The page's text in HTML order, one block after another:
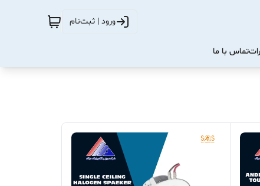
ورود | ثبت‌نام
تماس با ما